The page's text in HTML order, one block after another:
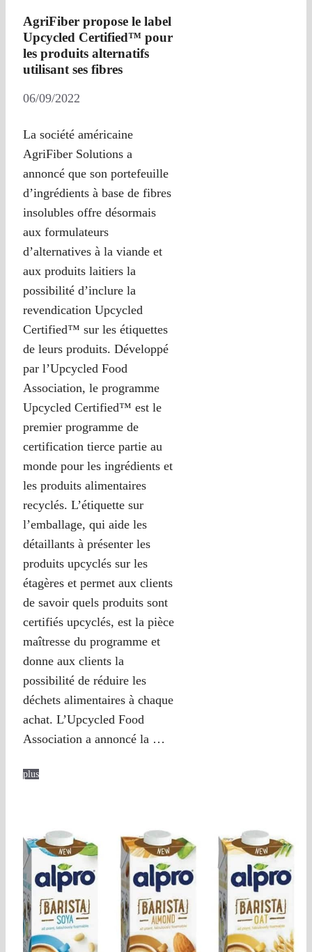
AgriFiber propose le label
Upcycled Certified™ pour
les produits alternatifs
utilisant ses fibres
06/09/2022
La société américaine
AgriFiber Solutions a
annoncé que son portefeuille
d’ingrédients à base de fibres
insolubles offre désormais
aux formulateurs
d’alternatives à la viande et
aux produits laitiers la
possibilité d’inclure la
revendication Upcycled
Certified™ sur les étiquettes
de leurs produits. Développé
par l’Upcycled Food
Association, le programme
Upcycled Certified™ est le
premier programme de
certification tierce partie au
monde pour les ingrédients et
les produits alimentaires
recyclés. L’étiquette sur
l’emballage, qui aide les
détaillants à présenter les
produits upcyclés sur les
étagères et permet aux clients
de savoir quels produits sont
certifiés upcyclés, est la pièce
maîtresse du programme et
donne aux clients la
possibilité de réduire les
déchets alimentaires à chaque
achat. L’Upcycled Food
Association a annoncé la …
plus